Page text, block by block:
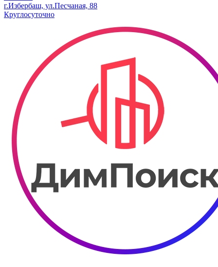
г.Избербаш, ул.Песчаная, 88
Круглосуточно